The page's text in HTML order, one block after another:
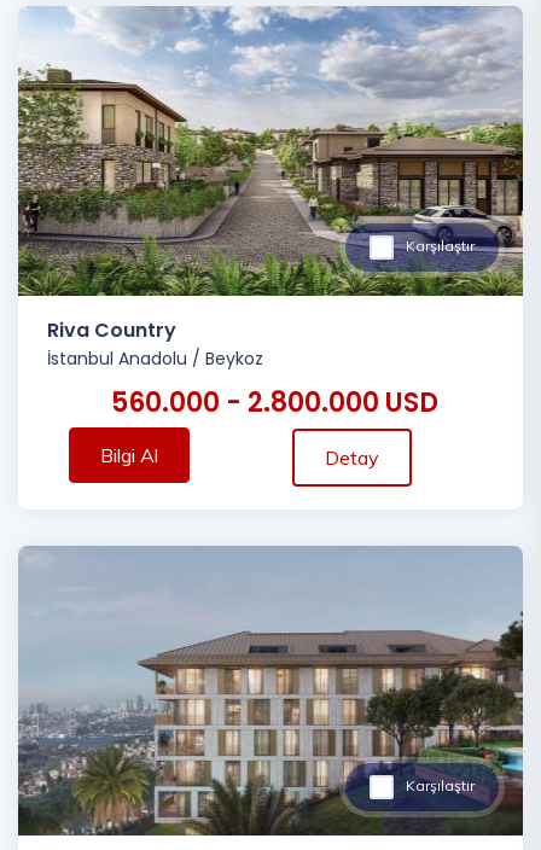
Karşılaştır
Riva Country
İstanbul Anadolu / Beykoz
560.000 - 2.800.000 USD
Bilgi Al Detay
Karşılaştır